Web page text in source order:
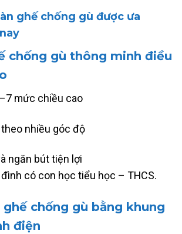
ghế chống gù được ưa
chống gù thông minh điều
mức chiều cao
nhiều góc độ
ngăn bút tiện lợi
đình có con học tiểu học – THCS.
ghế chống gù bằng khung
điện